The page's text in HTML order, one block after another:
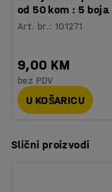
od 50 kom : 5 boja
Art. br.:101271
9,00 KM
bez PDV
U KOŠARICU
Slični proizvodi